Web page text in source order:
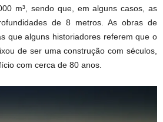
m³, sendo que, em alguns casos, as
de 8 metros. As obras de
que alguns historiadores referem que o
de ser uma construção com séculos,
com cerca de 80 anos.